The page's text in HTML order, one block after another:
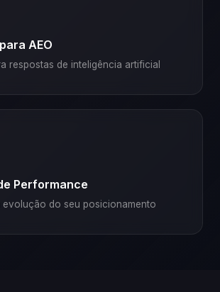
AEO
respostas de inteligência artificial
Performance
evolução do seu posicionamento